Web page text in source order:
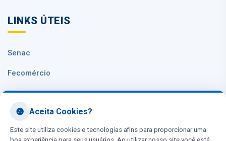
LINKS ÚTEIS
Senac
Fecomércio
Sesc Nacional
CNC Aceita Cookies?
Este site utiliza cookies e tecnologias afins para proporcionar uma